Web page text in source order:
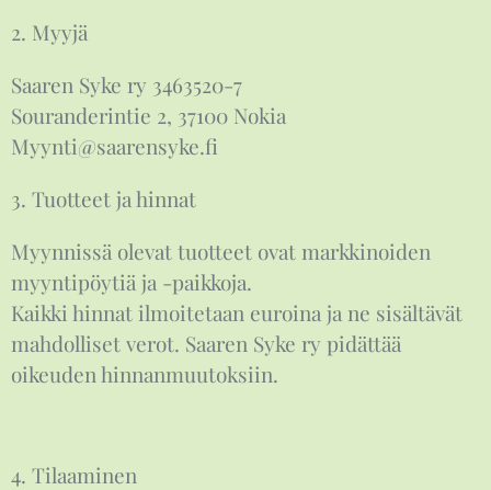
2. Myyjä
Saaren Syke ry 3463520-7
Souranderintie 2, 37100 Nokia
Myynti@saarensyke.fi
3. Tuotteet ja hinnat
Myynnissä olevat tuotteet ovat markkinoiden
myyntipöytiä ja -paikkoja.
Kaikki hinnat ilmoitetaan euroina ja ne sisältävät
mahdolliset verot. Saaren Syke ry pidättää
oikeuden hinnanmuutoksiin.
4. Tilaaminen